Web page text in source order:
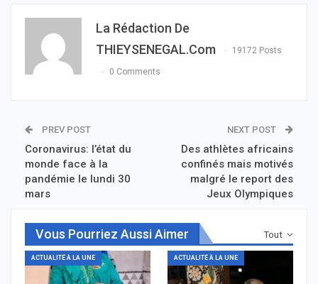
La Rédaction De
THIEYSENEGAL.com
19172 Posts
0 Comments
PREV POST
Coronavirus: l’état du
monde face à la
pandémie le lundi 30
mars
NEXT POST
Des athlètes africains
confinés mais motivés
malgré le report des
Jeux Olympiques
Tout
Vous Pourriez Aussi Aimer
ACTUALITÉ À LA UNE ACTUALITÉ À LA UNE